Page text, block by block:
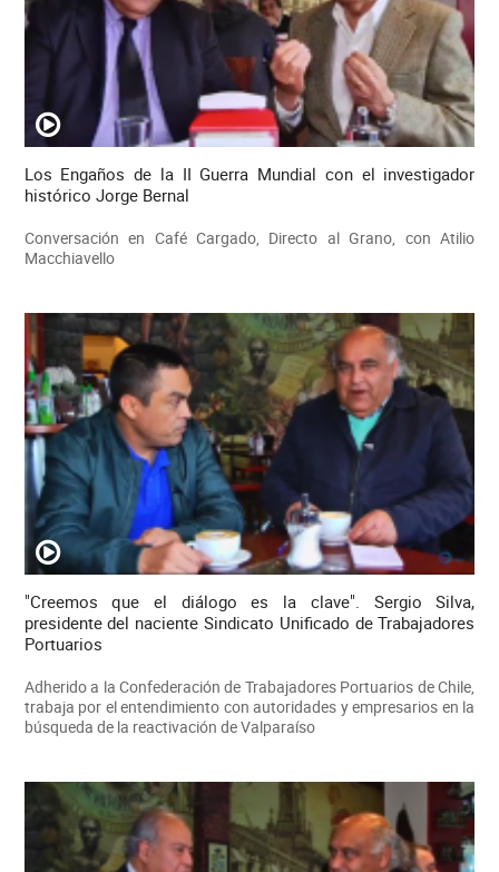
Los Engaños de la II Guerra Mundial con el investigador
histórico Jorge Bernal
Conversación en Café Cargado, Directo al Grano, con Atilio
Macchiavello
"Creemos que el diálogo es la clave". Sergio Silva,
presidente del naciente Sindicato Unificado de Trabajadores
Portuarios
Adherido a la Confederación de Trabajadores Portuarios de Chile,
trabaja por el entendimiento con autoridades y empresarios en la
búsqueda de la reactivación de Valparaíso